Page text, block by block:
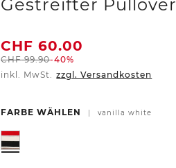
Gestreifter Pullover
CHF 60.00
CHF99.90-40%
inkl. MwSt. zzgl. Versandkosten
FARBE WÄHLEN | vanilla white